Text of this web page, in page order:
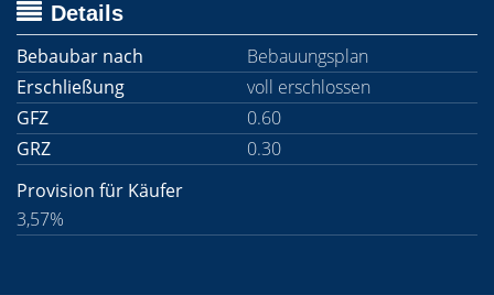
Details
Bebaubar nach
Bebauungsplan
Erschließung
voll erschlossen
GFZ
0.60
GRZ
0.30
Provision für Käufer
3,57%